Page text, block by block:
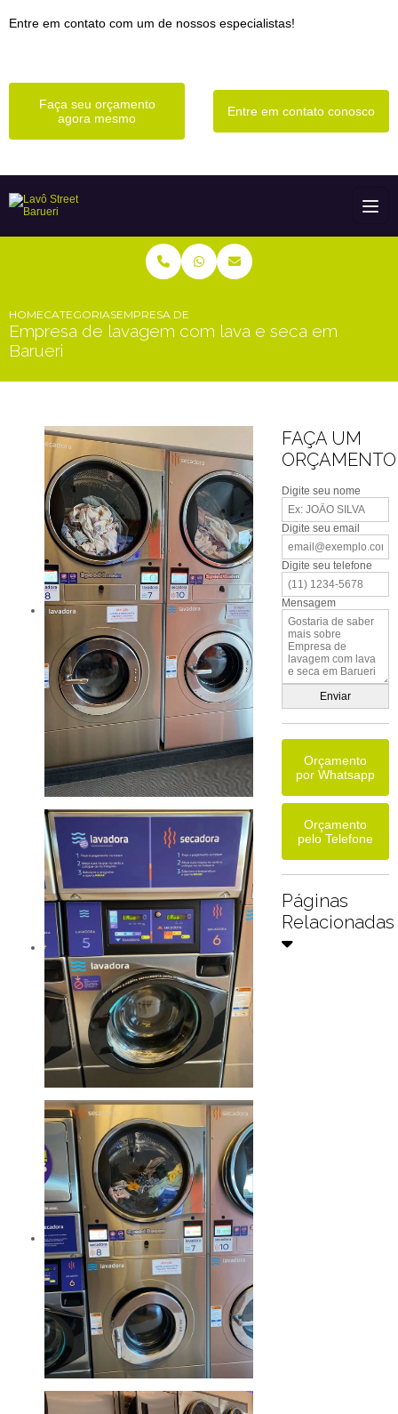
Entre em contato com um de nossos especialistas!
Faça seu orçamento
agora mesmo
Entre em contato conosco
HOMECATEGORIASEMPRESA DE LAVAGEM COM LAVA E SECA EM
Empresa de lavagem com lava e seca em
Barueri
FAÇA UM
ORÇAMENTO
Digite seu nome
Digite seu email
Digite seu telefone
Mensagem
Orçamento
por Whatsapp
Orçamento
pelo Telefone
Páginas
Relacionadas